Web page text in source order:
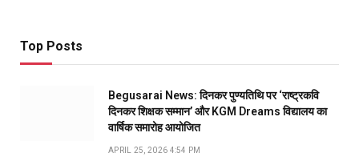
Top Posts
Begusarai News: दिनकर पुण्यतिथि पर ‘राष्ट्रकवि
दिनकर शिक्षक सम्मान’ और KGM Dreams विद्यालय का
वार्षिक समारोह आयोजित
APRIL 25, 2026 4:54 PM